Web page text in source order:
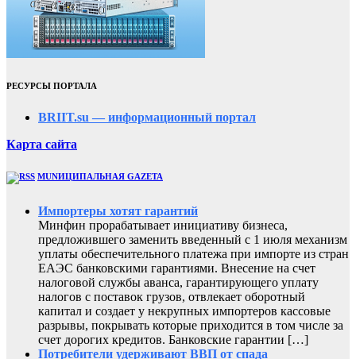
РЕСУРСЫ ПОРТАЛА
BRIIT.su — информационный портал
Карта сайта
MUNИЦИПАЛЬНАЯ GAZЕТА
Импортеры хотят гарантий
Минфин прорабатывает инициативу бизнеса,
предложившего заменить введенный с 1 июля механизм
уплаты обеспечительного платежа при импорте из стран
ЕАЭС банковскими гарантиями. Внесение на счет
налоговой службы аванса, гарантирующего уплату
налогов с поставок грузов, отвлекает оборотный
капитал и создает у некрупных импортеров кассовые
разрывы, покрывать которые приходится в том числе за
счет дорогих кредитов. Банковские гарантии […]
Потребители удерживают ВВП от спада